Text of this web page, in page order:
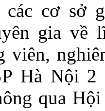
cơ sở
gia về
viên,
Hà Nội 2
qua